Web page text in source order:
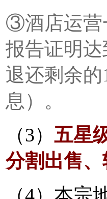
③酒店运营
报告证明
退还剩余
息）。
（3） 五星
分割出售